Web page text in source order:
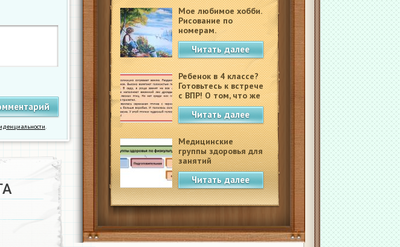
Мое любимое хобби.
Рисование по
номерам.
Читать далее
Ребенок в 4 классе?
Готовьтесь к встрече
с ВПР! О том, что же
это такое.
Читать далее
Медицинские
группы здоровья для
занятий
физкультурой в
школеЧитать далее
.